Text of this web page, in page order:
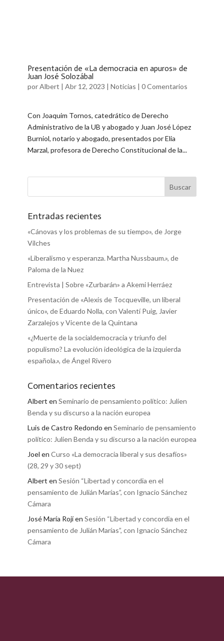
Presentación de «La democracia en apuros» de
Juan José Solozábal
porAlbert | Abr 12, 2023 | Noticias | 0 Comentarios
Con Joaquim Tornos, catedrático de Derecho
Administrativo de la UB y abogado y Juan José López
Burniol, notario y abogado, presentados por Elia
Marzal, profesora de Derecho Constitucional de la...
Entradas recientes
«Cánovas y los problemas de su tiempo», de Jorge
Vilches
«Liberalismo y esperanza. Martha Nussbaum.», de
Paloma de la Nuez
Entrevista | Sobre «Zurbarán» a Akemi Herráez
Presentación de «Alexis de Tocqueville, un liberal
único», de Eduardo Nolla, con Valentí Puig, Javier
Zarzalejos y Vicente de la Quintana
«¿Muerte de la socialdemocracia y triunfo del
populismo? La evolución ideológica de la izquierda
española.», de Ángel Rivero
Comentarios recientes
Albert en Seminario de pensamiento político: Julien
Benda y su discurso a la nación europea
Luis de Castro Redondo en Seminario de pensamiento
político: Julien Benda y su discurso a la nación europea
Joel en Curso «La democracia liberal y sus desafíos»
(28, 29 y 30 sept)
Albert en Sesión “Libertad y concordia en el
pensamiento de Julián Marías”, con Ignacio Sánchez
Cámara
José María Rojíen Sesión “Libertad y concordia en el
pensamiento de Julián Marías”, con Ignacio Sánchez
Cámara